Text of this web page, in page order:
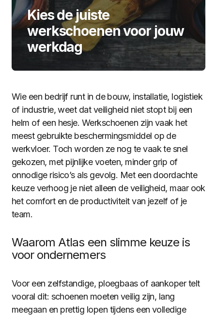
Kies de juiste
werkschoenen voor jouw
werkdag
Wie een bedrijf runt in de bouw, installatie, logistiek
of industrie, weet dat veiligheid niet stopt bij een
helm of een hesje. Werkschoenen zijn vaak het
meest gebruikte beschermingsmiddel op de
werkvloer. Toch worden ze nog te vaak te snel
gekozen, met pijnlijke voeten, minder grip of
onnodige risico’s als gevolg. Met een doordachte
keuze verhoog je niet alleen de veiligheid, maar ook
het comfort en de productiviteit van jezelf of je
team.
Waarom Atlas een slimme keuze is
voor ondernemers
Voor een zelfstandige, ploegbaas of aankoper telt
vooral dit: schoenen moeten veilig zijn, lang
meegaan en prettig lopen tijdens een volledige